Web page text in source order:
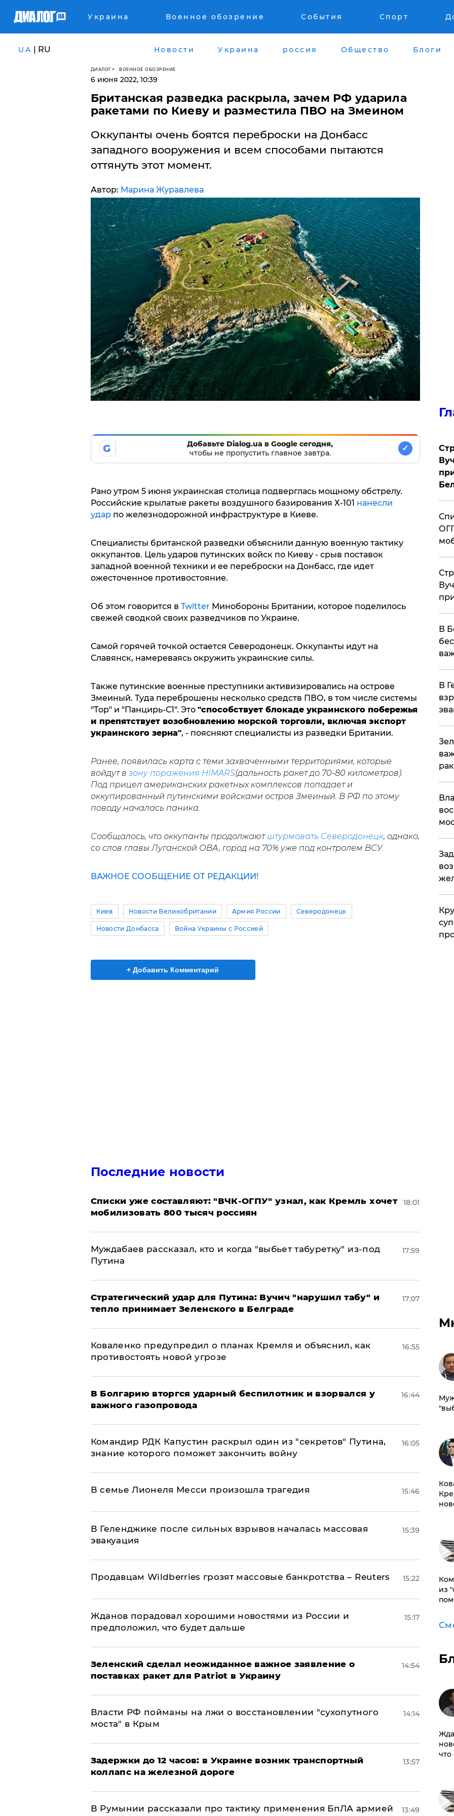
Украина Военное обозрение События Спорт
UA | RU Новости Украина россия Общество Блоги
ДИАЛОГ ВОЕННОЕ ОБОЗРЕНИЕ
6 июня 2022, 10:39
​Британская разведка раскрыла, зачем РФ ударила
ракетами по Киеву и разместила ПВО на Змеином
Оккупанты очень боятся переброски на Донбасс
западного вооружения и всем способами пытаются
оттянуть этот момент.
Автор: Марина Журавлева
G
Добавьте Dialog.ua в Google сегодня,
чтобы не пропустить главное завтра.
✓
Рано утром 5 июня украинская столица подверглась мощному обстрелу.
Российские крылатые ракеты воздушного базирования Х-101 нанесли
удар по железнодорожной инфраструктуре в Киеве.
Специалисты британской разведки объяснили данную военную тактику
оккупантов. Цель ударов путинских войск по Киеву - срыв поставок
западной военной техники и ее переброски на Донбасс, где идет
ожесточенное противостояние.
Об этом говорится в Twitter Минобороны Британии, которое поделилось
свежей сводкой своих разведчиков по Украине.
Самой горячей точкой остается Северодонецк. Оккупанты идут на
Славянск, намереваясь окружить украинские силы.
Также путинские военные преступники активизировались на острове
Змеиный. Туда переброшены несколько средств ПВО, в том числе системы
"Тор" и "Панцирь-С1". Это "способствует блокаде украинского побережья
и препятствует возобновлению морской торговли, включая экспорт
украинского зерна", - поясняют специалисты из разведки Британии.
Ранее, появилась карта с теми захваченными территориями, которые
войдут в зону поражения HIMARS(дальность ракет до 70-80 километров).
Под прицел американских ракетных комплексов попадает и
оккупированный путинскими войсками остров Змеиный. В РФ по этому
поводу началась паника.
Сообщалось, что оккупанты продолжают штурмовать Северодонецк, однако,
со слов главы Луганской ОВА, город на 70% уже под контролем ВСУ.
ВАЖНОЕ СООБЩЕНИЕ ОТ РЕДАКЦИИ!
Киев Новости Великобритании Армия России Северодонецк
Новости Донбасса Война Украины с Россией
+ Добавить Комментарий
Последние новости
Списки уже составляют: "ВЧК-ОГПУ" узнал, как Кремль хочет
мобилизовать 800 тысяч россиян
18:01
Муждабаев рассказал, кто и когда "выбьет табуретку" из-под
Путина
17:59
Стратегический удар для Путина: Вучич "нарушил табу" и
тепло принимает Зеленского в Белграде
17:07
Коваленко предупредил о планах Кремля и объяснил, как
противостоять новой угрозе
16:55
В Болгарию вторгся ударный беспилотник и взорвался у
важного газопровода
16:44
Командир РДК Капустин раскрыл один из "секретов" Путина,
знание которого поможет закончить войну
16:05
В семье Лионеля Месси произошла трагедия 15:46
В Геленджике после сильных взрывов началась массовая
эвакуация
15:39
Продавцам Wildberries грозят массовые банкротства – Reuters 15:22
Жданов порадовал хорошими новостями из России и
предположил, что будет дальше
15:17
Зеленский сделал неожиданное важное заявление о
поставках ракет для Patriot в Украину
14:54
Власти РФ пойманы на лжи о восстановлении "сухопутного
моста" в Крым
14:14
Задержки до 12 часов: в Украине возник транспортный
коллапс на железной дороге
13:57
В Румынии рассказали про тактику применения БпЛА армией
13:49
В
В
из
что